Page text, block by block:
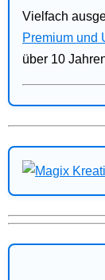
Vielfach
Premium und
über 10